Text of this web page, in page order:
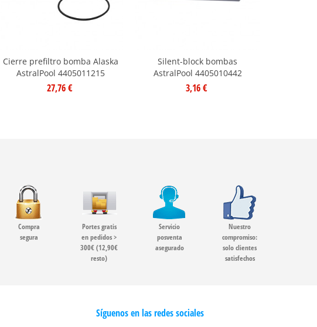
Cierre prefiltro bomba Alaska
AstralPool 4405011215
27,76 €
Silent-block bombas
AstralPool 4405010442
3,16 €
Compra
segura
Portes gratis
en pedidos >
300€ (12,90€
resto)
Servicio
posventa
asegurado
Nuestro
compromiso:
solo clientes
satisfechos
Síguenos en las redes sociales